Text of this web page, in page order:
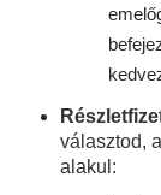
választod,
alakul: